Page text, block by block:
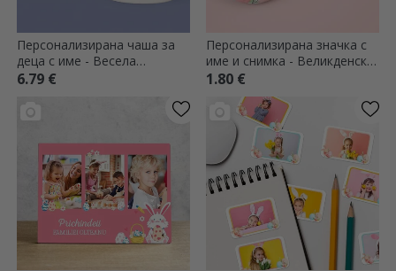
Персонализирана чаша за
деца с име - Весела
Великден!
6.79 €
Персонализирана значка с
име и снимка - Великденски
модел
1.80 €